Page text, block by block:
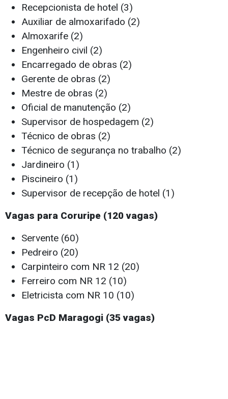
Recepcionista de hotel (3)
Auxiliar de almoxarifado (2)
Almoxarife (2)
Engenheiro civil (2)
Encarregado de obras (2)
Gerente de obras (2)
Mestre de obras (2)
Oficial de manutenção (2)
Supervisor de hospedagem (2)
Técnico de obras (2)
Técnico de segurança no trabalho (2)
Jardineiro (1)
Piscineiro (1)
Supervisor de recepção de hotel (1)
Vagas para Coruripe (120 vagas)
Servente (60)
Pedreiro (20)
Carpinteiro com NR 12 (20)
Ferreiro com NR 12 (10)
Eletricista com NR 10 (10)
Vagas PcD Maragogi (35 vagas)